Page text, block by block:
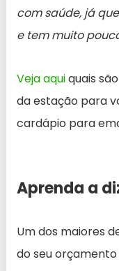
com saúde, já
e tem muito
Veja aquiquais
da estação para
cardápio para
Aprenda a
Um dos maiores
do seu